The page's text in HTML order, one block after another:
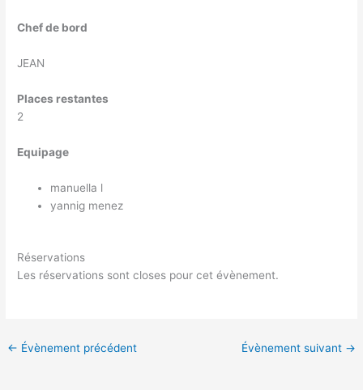
Chef de bord
JEAN
Places restantes
2
Equipage
manuella l
yannig menez
Réservations
Les réservations sont closes pour cet évènement.
← Évènement précédent Évènement suivant →